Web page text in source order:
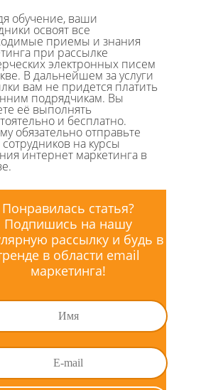
обучение, ваши
освоят все
приемы и знания
при рассылке
электронных писем
В дальнейшем за услуги
вам не придется платить
подрядчикам. Вы
её выполнять
и бесплатно.
обязательно отправьте
на курсы
интернет маркетинга в
Понравилась статья?
Подпишись на нашу
рассылку и будь в
в области email
маркетинга!